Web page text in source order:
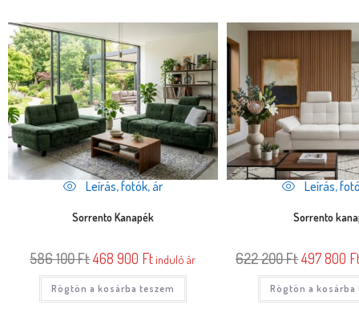
Leírás, fotók, ár
Sorrento Kanapék
586 100Ft468 900 Ftinduló ár
Rögtön a kosárba teszem
Leírás,
Sorrento
622 200Ft497 800
Rögtön a kosárba